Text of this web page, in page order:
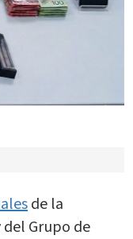
de la
del Grupo de